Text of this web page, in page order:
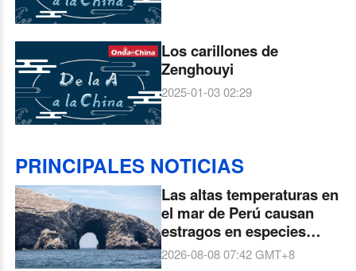
Los carillones de
Zenghouyi
2025-01-03 02:29
PRINCIPALES NOTICIAS
Las altas temperaturas en
el mar de Perú causan
estragos en especies
marinas
2026-08-08 07:42GMT+8